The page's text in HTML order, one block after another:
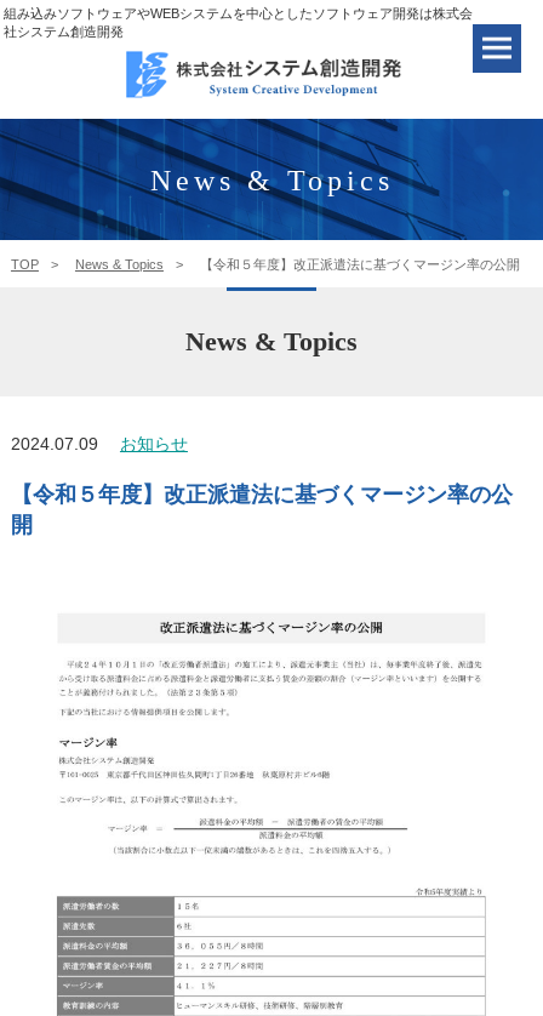
組み込みソフトウェアやWEBシステムを中心としたソフトウェア開発は株式会
社システム創造開発
News & Topics
TOP News & Topics 【令和５年度】改正派遣法に基づくマージン率の公開
News & Topics
2024.07.09 お知らせ
【令和５年度】改正派遣法に基づくマージン率の公
開